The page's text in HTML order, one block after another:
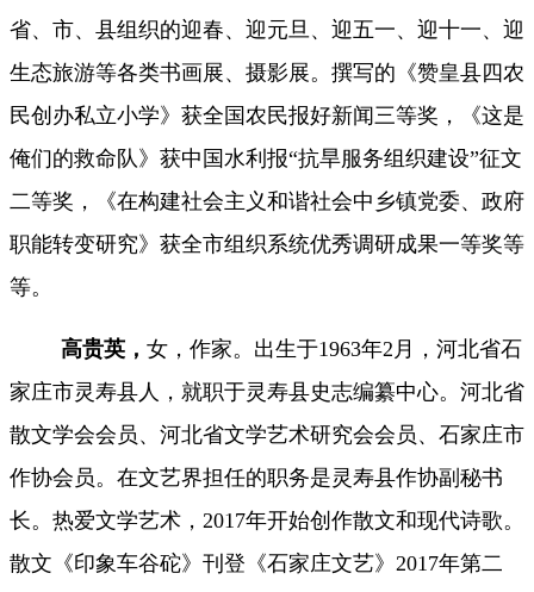
省、市、县组织的迎春、迎元旦、迎五一、迎十一、 迎
生态旅游等各类书画展、摄影展。撰写的《赞皇县四农
民创办私立小学》获全国农民报好新闻三等奖，《这是
俺们的救命队》获中国水利报“抗旱服务组织建设”征文
二等奖，《在构建社会主义和谐社会中乡镇党委、政府
职能转变研究》获全市组织系统优秀调研成果一等奖等
等。
高贵英， 女，作家。出生于1963年2月，河北省石
家庄市灵寿县人，就职于灵寿县史志编纂中心。河北省
散文学会会员、河北省文学艺术研究会会员、石家庄市
作协会员。在文艺界担任的职务是灵寿县作协副秘书
长。热爱文学艺术，2017年开始创作散文和现代诗歌。
散文《印象车谷砣》刊登《石家庄文艺》2017年第二